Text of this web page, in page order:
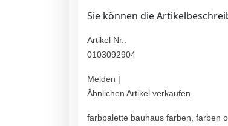
Sie können die
Artikel Nr.:
0103092904
Melden |
Ähnlichen Artikel verkaufen
farbpalette bauhaus farben, farben